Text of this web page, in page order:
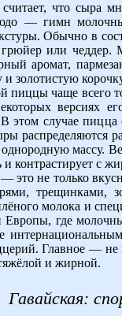
считает, что сыра
— гимн
Обычно в
или чеддер.
аромат,
и золотистую
пиццы чаще всего
версиях
этом случае пицца
распределяются
однородную массу.
и контрастирует с
это не только
трещинками,
молока и
Европы, где
Главное — не
и жирной.
Гавайская: